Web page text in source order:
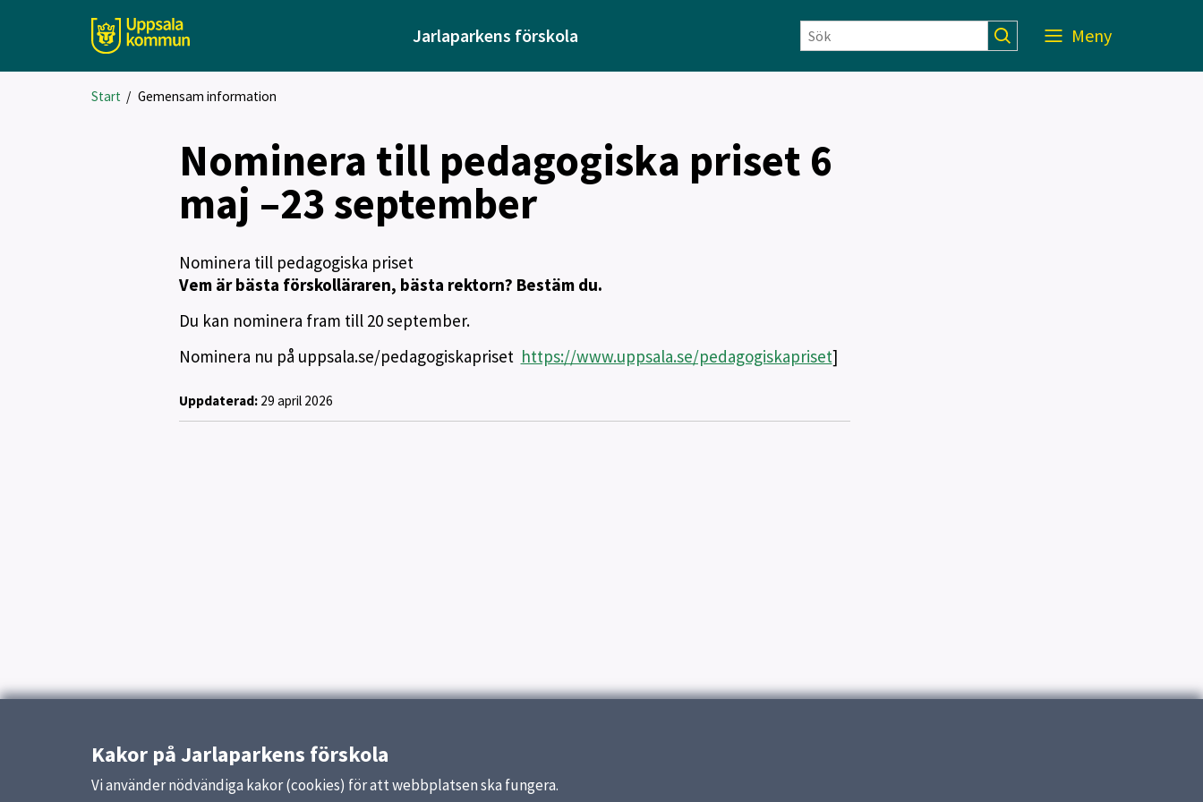
Jarlaparkens förskola Meny
Start / Gemensam information
Nominera till pedagogiska priset 6
maj –23 september
Nominera till pedagogiska priset
Vem är bästa förskolläraren, bästa rektorn? Bestäm du.
Du kan nominera fram till 20 september.
Nominera nu på uppsala.se/pedagogiskapriset https://www.uppsala.se/pedagogiskapriset]
Uppdaterad:29 april 2026
Kakor på Jarlaparkens förskola
Vi använder nödvändiga kakor (cookies) för att webbplatsen ska fungera.